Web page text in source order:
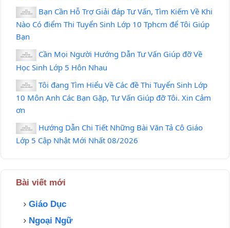
Bạn Cần Hỗ Trợ Giải đáp Tư Vấn, Tìm Kiếm Về Khi
Nào Có điểm Thi Tuyển Sinh Lớp 10 Tphcm để Tôi Giúp
Bạn
Cần Mọi Người Hướng Dẫn Tư Vấn Giúp đỡ Về
Học Sinh Lớp 5 Hôn Nhau
Tôi đang Tìm Hiểu Về Các đề Thi Tuyển Sinh Lớp
10 Môn Anh Các Bạn Gặp, Tư Vấn Giúp đỡ Tôi. Xin Cảm
ơn
Hướng Dẫn Chi Tiết Những Bài Văn Tả Cô Giáo
Lớp 5 Cập Nhật Mới Nhất 08/2026
Bài viết mới
Giáo Dục
Ngoại Ngữ